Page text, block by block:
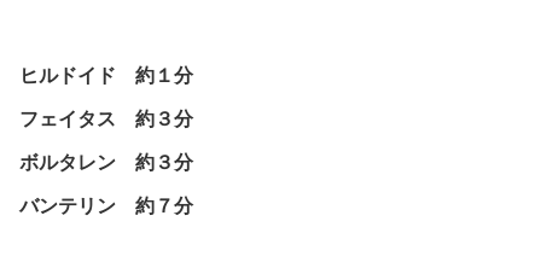
ヒルドイド 約１分
フェイタス 約３分
ボルタレン 約３分
バンテリン 約７分